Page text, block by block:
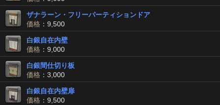
ザナラーン・フリーパーティションドア
価格 ：9,500
白銀自在内壁
価格 ：9,000
白銀間仕切り板
価格 ：3,000
白銀自在内壁扉
価格 ：9,500